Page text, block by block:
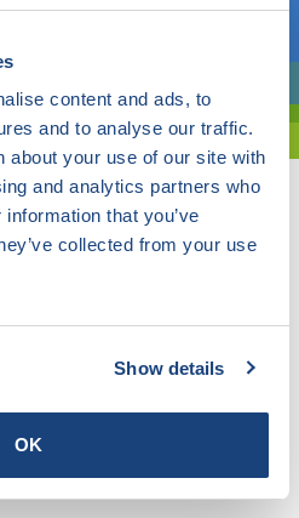
content and ads, to
and to analyse our traffic.
about your use of our site with
and analytics partners who
that you’ve
collected from your use
Show details
OK
dan onze filter.